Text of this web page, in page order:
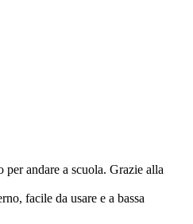
andare a scuola. Grazie alla
facile da usare e a bassa